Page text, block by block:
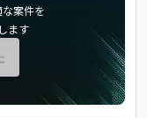
案件を
ます